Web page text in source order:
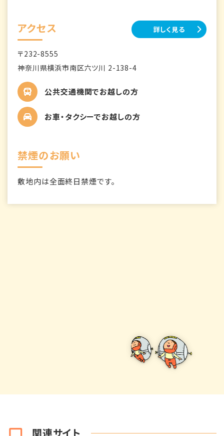
アクセス 詳しく見る
〒232-8555
神奈川県横浜市南区六ツ川 2-138-4
公共交通機関でお越しの方
お車・タクシーでお越しの方
禁煙のお願い
敷地内は全面終日禁煙です。
関連サイト